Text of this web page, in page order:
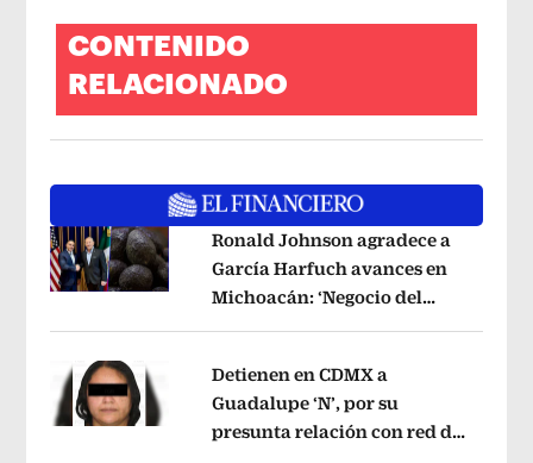
CONTENIDO
RELACIONADO
Opens in new window
Ronald Johnson agradece a
García Harfuch avances en
Michoacán: ‘Negocio del
Opens in new window
Detienen en CDMX a
Guadalupe ‘N’, por su
presunta relación con red de